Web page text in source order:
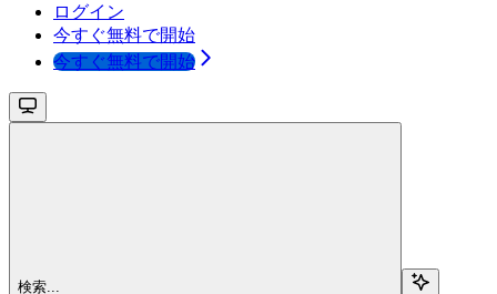
ログイン
今すぐ無料で開始
今すぐ無料で開始
検索...